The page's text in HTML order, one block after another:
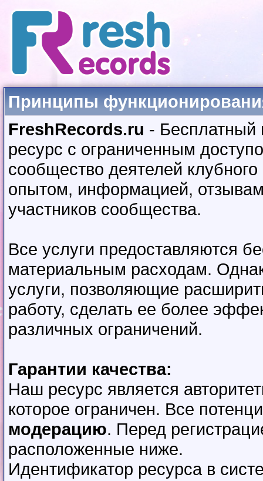
Принципы
FreshRecords.ru - Бесплатный
ресурс с ограниченным
сообщество деятелей
опытом, информацией,
участников сообщества.
Все услуги предоставляются
материальным расходам.
услуги, позволяющие
работу, сделать ее более
различных ограничений.
Гарантии качества:
Наш ресурс является
которое ограничен. Все
модерацию. Перед
расположенные ниже.
Идентификатор ресурса в